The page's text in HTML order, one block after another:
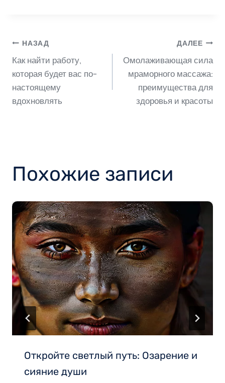
Навигация
по
записям
НАЗАД
Как найти работу,
которая будет вас по-
настоящему
вдохновлять
ДАЛЕЕ
Омолаживающая сила
мраморного массажа:
преимущества для
здоровья и красоты
Похожие записи
Откройте светлый путь: Озарение и
сияние души